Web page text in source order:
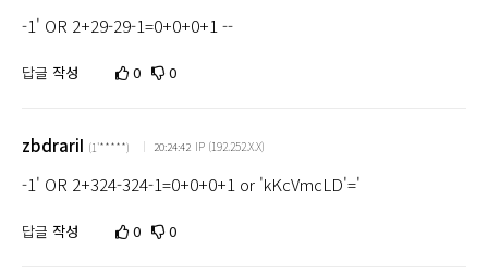
-1' OR 2+29-29-1=0+0+0+1 --
답글 작성 0 0
zbdrariI (1'*****) 20:24:42 IP (192.252.X.X)
-1' OR 2+324-324-1=0+0+0+1 or 'kKcVmcLD'='
답글 작성 0 0